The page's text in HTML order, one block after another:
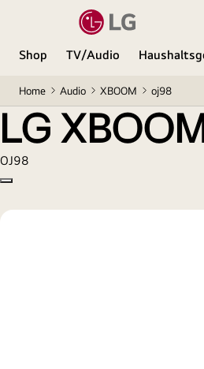
Shop TV/Audio
Home Audio XBOOM oj98
LG XBOOM OJ98
LG
OJ98
Copy model name